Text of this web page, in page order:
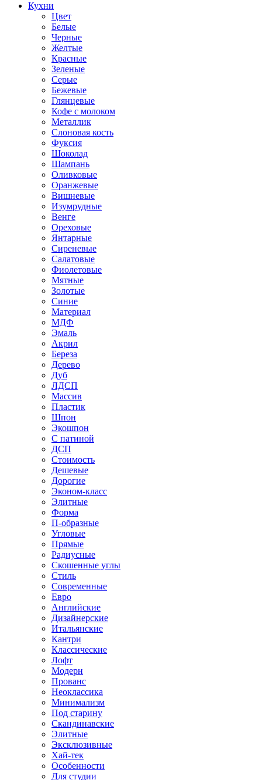
Кухни
Цвет
Белые
Черные
Желтые
Красные
Зеленые
Серые
Бежевые
Глянцевые
Кофе с молоком
Металлик
Слоновая кость
Фуксия
Шоколад
Шампань
Оливковые
Оранжевые
Вишневые
Изумрудные
Венге
Ореховые
Янтарные
Сиреневые
Салатовые
Фиолетовые
Мятные
Золотые
Синие
Материал
МДФ
Эмаль
Акрил
Береза
Дерево
Дуб
ЛДСП
Массив
Пластик
Шпон
Экошпон
С патиной
ДСП
Стоимость
Дешевые
Дорогие
Эконом-класс
Элитные
Форма
П-образные
Угловые
Прямые
Радиусные
Скошенные углы
Стиль
Современные
Евро
Английские
Дизайнерские
Итальянские
Кантри
Классические
Лофт
Модерн
Прованс
Неоклассика
Минимализм
Под старину
Скандинавские
Элитные
Эксклюзивные
Хай-тек
Особенности
Для студии